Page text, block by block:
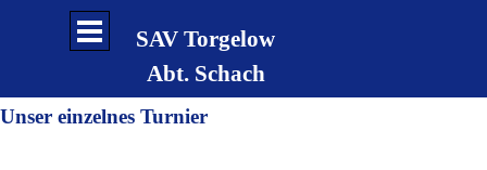
Direkt zum Seiteninhalt
SAV Torgelow
Abt. Schach
Menü überspringen
Unser einzelnes Turnier